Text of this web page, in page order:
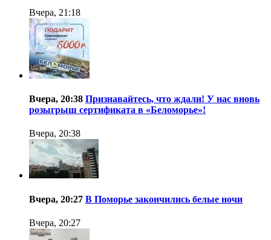
Вчера, 21:18
Вчера, 20:38 Признавайтесь, что ждали! У нас вновь
розыгрыш сертификата в «Беломорье»!
Вчера, 20:38
Вчера, 20:27 В Поморье закончились белые ночи
Вчера, 20:27